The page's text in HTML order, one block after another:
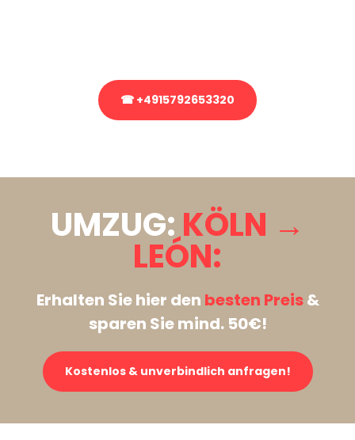
☎ +4915792653320
UMZUG:KÖLN →
LEÓN:
Erhalten Sie hier den besten Preis&
sparen Sie mind. 50€!
Kostenlos & unverbindlich anfragen!